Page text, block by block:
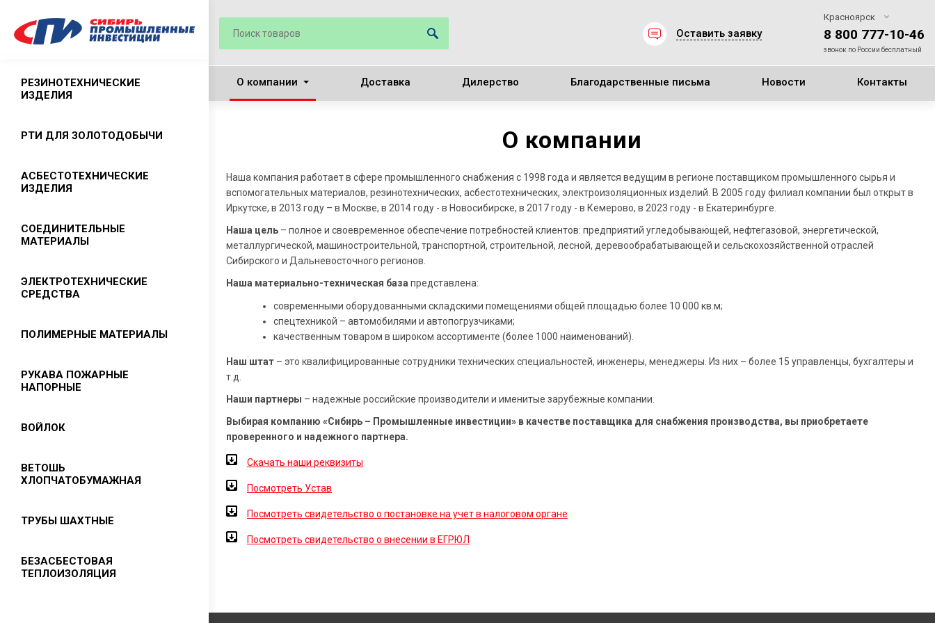
РЕЗИНОТЕХНИЧЕСКИЕ
ИЗДЕЛИЯ
Резиновые рукава
Технические пластины
(техпластины)
Резиновые ковры
Резиновый клей
Манжеты
Бурукрытия
Уплотнитель для окон
РТИ ДЛЯ ЗОЛОТОДОБЫЧИ
АСБЕСТОТЕХНИЧЕСКИЕ
ИЗДЕЛИЯ
Асбест хризотиловый
Листовой паронит
Картон асбестовый
Листы асбостальные
КАП
СОЕДИНИТЕЛЬНЫЕ
МАТЕРИАЛЫ
Камлоки
Хомуты
ЭЛЕКТРОТЕХНИЧЕСКИЕ
СРЕДСТВА
Изолента
Стеклотекстолит
ПОЛИМЕРНЫЕ МАТЕРИАЛЫ
Фторопласт
ФУМ лента
РУКАВА ПОЖАРНЫЕ
НАПОРНЫЕ
ВОЙЛОК
ВЕТОШЬ
ХЛОПЧАТОБУМАЖНАЯ
ТРУБЫ ШАХТНЫЕ
БЕЗАСБЕСТОВАЯ
ТЕПЛОИЗОЛЯЦИЯ
Красноярск
8 800 777-10-46
звонок по России бесплатный
Оставить заявку
О компании Доставка Дилерство Благодарственные письма Новости Контакты
О компании
Наша компания работает в сфере промышленного снабжения с 1998 года и является ведущим в регионе поставщиком промышленного сырья и
вспомогательных материалов, резинотехнических, асбестотехнических, электроизоляционных изделий. В 2005 году филиал компании был открыт в
Иркутске, в 2013 году – в Москве, в 2014 году - в Новосибирске, в 2017 году - в Кемерово, в 2023 году - в Екатеринбурге.
Наша цель – полное и своевременное обеспечение потребностей клиентов: предприятий угледобывающей, нефтегазовой, энергетической,
металлургической, машиностроительной, транспортной, строительной, лесной, деревообрабатывающей и сельскохозяйственной отраслей
Сибирского и Дальневосточного регионов.
Наша материально-техническая база представлена:
современными оборудованными складскими помещениями общей площадью более 10 000 кв.м;
спецтехникой – автомобилями и автопогрузчиками;
качественным товаром в широком ассортименте (более 1000 наименований).
Наш штат – это квалифицированные сотрудники технических специальностей, инженеры, менеджеры. Из них – более 15 управленцы, бухгалтеры и
т.д.
Наши партнеры – надежные российские производители и именитые зарубежные компании.
Выбирая компанию «Сибирь – Промышленные инвестиции» в качестве поставщика для снабжения производства, вы приобретаете
проверенного и надежного партнера.
Скачать наши реквизиты
Посмотреть Устав
Посмотреть свидетельство о постановке на учет в налоговом органе
Посмотреть свидетельство о внесении в ЕГРЮЛ